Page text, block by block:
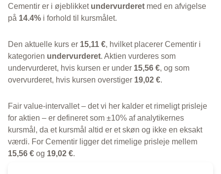
Cementir er i øjeblikket undervurderet med en afvigelse
på 14.4% i forhold til kursmålet.
Den aktuelle kurs er 15,11 €, hvilket placerer Cementir i
kategorien undervurderet. Aktien vurderes som
undervurderet, hvis kursen er under 15,56 €, og som
overvurderet, hvis kursen overstiger 19,02 €.
Fair value-intervallet – det vi her kalder et rimeligt prisleje
for aktien – er defineret som ±10% af analytikernes
kursmål, da et kursmål altid er et skøn og ikke en eksakt
værdi. For Cementir ligger det rimelige prisleje mellem
15,56 € og 19,02 €.